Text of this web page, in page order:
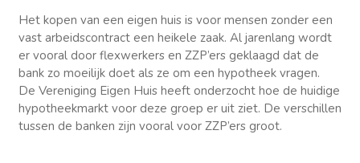
Het kopen van een eigen huis is voor mensen zonder een
vast arbeidscontract een heikele zaak. Al jarenlang wordt
er vooral door flexwerkers en ZZP’ers geklaagd dat de
bank zo moeilijk doet als ze om een hypotheek vragen.
De Vereniging Eigen Huis heeft onderzocht hoe de huidige
hypotheekmarkt voor deze groep er uit ziet. De verschillen
tussen de banken zijn vooral voor ZZP’ers groot.